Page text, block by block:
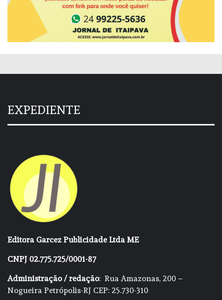
EXPEDIENTE
Editora Garcez Publicidade Ltda ME
CNPJ 02.775.725/0001-87
Administração / redação: Rua Amazonas, 200 –
Nogueira Petrópolis-RJ CEP: 25.730-310